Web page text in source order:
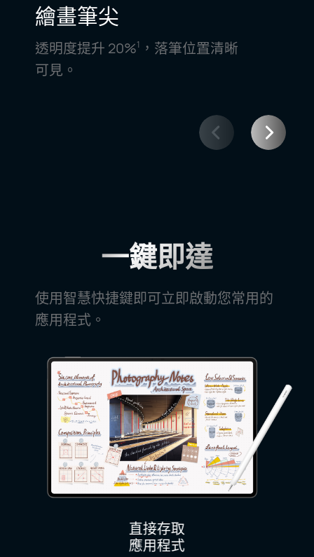
繪畫筆尖
透明度提升 20%1 ， 落筆位置清晰
可⁠見。
2
一鍵即達
使用智慧快捷鍵即可立即啟動您常用的
應用程式。
直接存取
應用程式